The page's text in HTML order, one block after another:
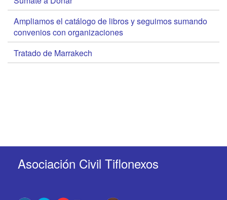
Ampliamos el catálogo de libros y seguimos sumando
convenios con organizaciones
Tratado de Marrakech
Asociación Civil Tiflonexos